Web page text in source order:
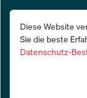
Alle relevanten
einfachen E-Mail.
Diese Website
Sie die beste
Datenschutz-